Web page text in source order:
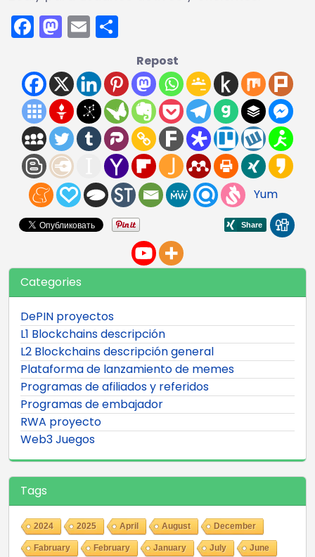
Facebook
Mastodon
Email
Repost
Yum
Categories
DePIN proyectos
L1 Blockchains descripción
L2 Blockchains descripción general
Plataforma de lanzamiento de memes
Programas de afiliados y referidos
Programas de embajador
RWA proyecto
Web3 Juegos
Tags
2024 2025 April August December
Fabruary February January July June